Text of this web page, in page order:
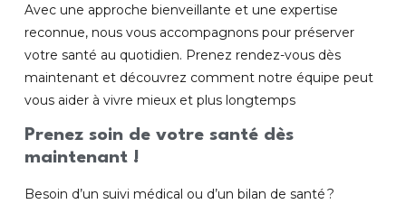
Avec une approche bienveillante et une expertise
reconnue, nous vous accompagnons pour préserver
votre santé au quotidien. Prenez rendez-vous dès
maintenant et découvrez comment notre équipe peut
vous aider à vivre mieux et plus longtemps
Prenez soin de votre santé dès
maintenant !
Besoin d’un suivi médical ou d’un bilan de santé ?